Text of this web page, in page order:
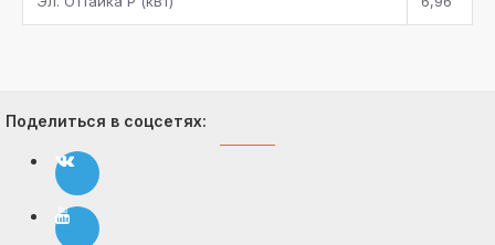
Поделиться в соцсетях: